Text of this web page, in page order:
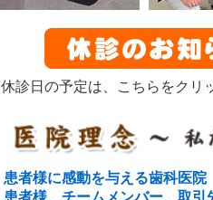
休診日の予定は、こちらをクリ
患者様に感動を与える歯科医院
患者様、チームメンバー、取